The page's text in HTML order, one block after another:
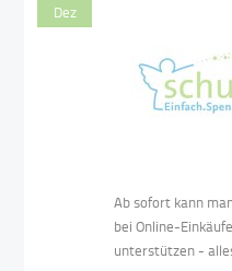
Dez
Ab sofort kann
bei Online-
unterstützen -